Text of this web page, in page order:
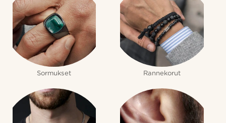
Sormukset Rannekorut